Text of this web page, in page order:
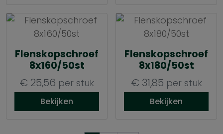
Flenskopschroef
8x160/50st
€ 25,56 per stuk
Bekijken
Flenskopschroef
8x180/50st
€ 31,85 per stuk
Bekijken